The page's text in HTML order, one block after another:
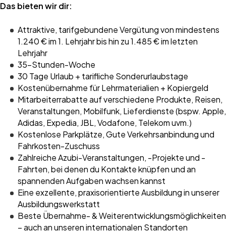
Das bieten wir dir:
Attraktive, tarifgebundene Vergütung von mindestens
1.240 € im 1. Lehrjahr bis hin zu 1.485 € im letzten
Lehrjahr
35-Stunden-Woche
30 Tage Urlaub + tarifliche Sonderurlaubstage
Kostenübernahme für Lehrmaterialien + Kopiergeld
Mitarbeiterrabatte auf verschiedene Produkte, Reisen,
Veranstaltungen, Mobilfunk, Lieferdienste (bspw. Apple,
Adidas, Expedia, JBL, Vodafone, Telekom uvm.)
Kostenlose Parkplätze, Gute Verkehrsanbindung und
Fahrkosten-Zuschuss
Zahlreiche Azubi-Veranstaltungen, -Projekte und -
Fahrten, bei denen du Kontakte knüpfen und an
spannenden Aufgaben wachsen kannst
Eine exzellente, praxisorientierte Ausbildung in unserer
Ausbildungswerkstatt
Beste Übernahme- & Weiterentwicklungsmöglichkeiten
– auch an unseren internationalen Standorten